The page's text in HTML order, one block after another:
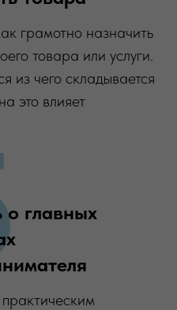
грамотно назначить
товара или услуги.
из чего складывается
это влияет
о главных